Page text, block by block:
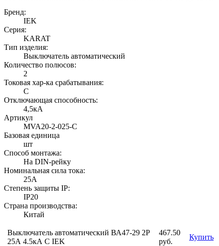
Бренд:
IEK
Серия:
KARAT
Тип изделия:
Выключатель автоматический
Количество полюсов:
2
Токовая хар-ка срабатывания:
C
Отключающая способность:
4,5кА
Артикул
MVA20-2-025-C
Базовая единица
шт
Способ монтажа:
На DIN-рейку
Номинальная сила тока:
25А
Степень защиты IP:
IP20
Страна производства:
Китай
Выключатель автоматический ВА47-29 2Р
25А 4.5кА С IEK
467.50
руб.
Купить